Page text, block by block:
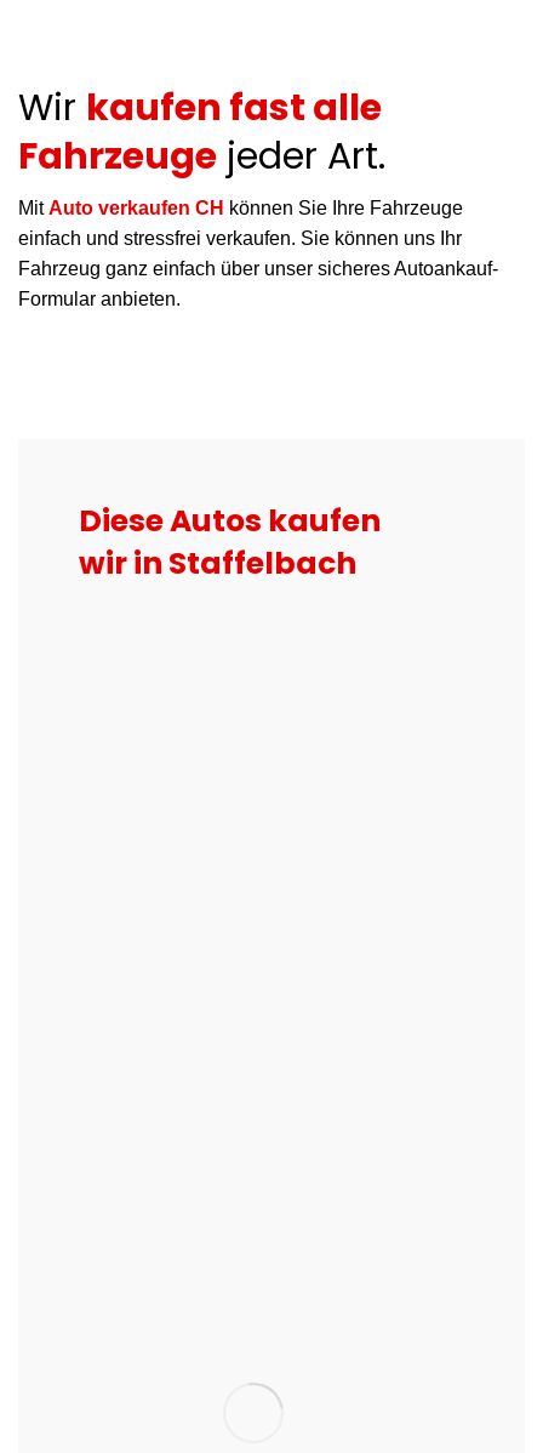
Wir kaufen fast alle
Fahrzeuge jeder Art.
MitAuto verkaufen CH können Sie Ihre Fahrzeuge
einfach und stressfrei verkaufen. Sie können uns Ihr
Fahrzeug ganz einfach über unser sicheres Autoankauf-
Formular anbieten.
Diese Autos kaufen
wir in Staffelbach